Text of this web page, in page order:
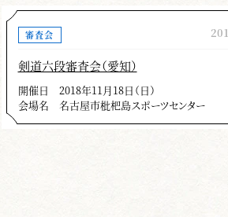
「事理一致」の教えがありま
さと楽しさがあります。先を急
の近道です。皆様の更なるご精
審査会
剣道六段審査会（愛知）
開催日
2018年11月18日（日）
会場名
名古屋市枇杷島スポーツセンター